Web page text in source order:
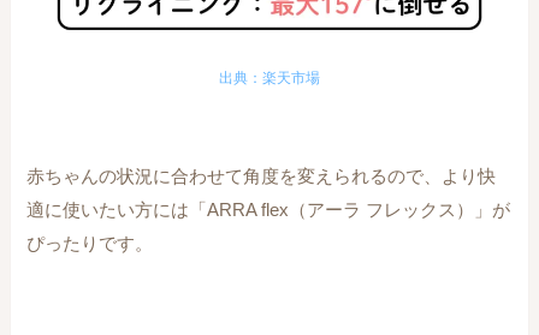
出典：楽天市場
赤ちゃんの状況に合わせて角度を変えられるので、より快
適に使いたい方には「ARRA flex（アーラ フレックス）」が
ぴったりです。